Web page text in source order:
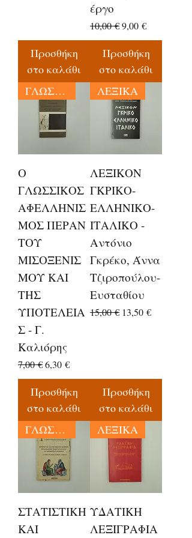
Προσθήκη
στο καλάθι
έργο
Κανονική τιμή
10,00 €Τιμή Έκπτωσης
9,00 €
Προσθήκη
στο καλάθι
ΓΛΩΣΣΟΛΟΓΙΑ
Ο
ΓΛΩΣΣΙΚΟΣ
ΑΦΕΛΛΗΝΙΣ
ΜΟΣ ΠΕΡΑΝ
ΤΟΥ
ΜΙΣΟΞΕΝΙΣ
ΜΟΥ ΚΑΙ
ΤΗΣ
ΥΠΟΤΕΛΕΙΑ
Σ - Γ.
Καλιόρης
Κανονική τιμή
7,00 €Τιμή Έκπτωσης
6,30 €
Προσθήκη
στο καλάθι
ΛΕΞΙΚΑ
ΛΕΞΙΚΟΝ
ΓΚΡΙΚΟ-
ΕΛΛΗΝΙΚΟ-
ΙΤΑΛΙΚΟ -
Αντόνιο
Γκρέκο, Άννα
Τζιροπούλου-
Ευσταθίου
Κανονική τιμή
15,00 € Τιμή Έκπτωσης
13,50 €
Προσθήκη
στο καλάθι
ΓΛΩΣΣΟΛΟΓΙΑ
ΣΤΑΤΙΣΤΙΚΗ
ΚΑΙ
ΛΕΞΙΚΑ
ΥΔΑΤΙΚΗ
ΛΕΞΙΓΡΑΦΙΑ